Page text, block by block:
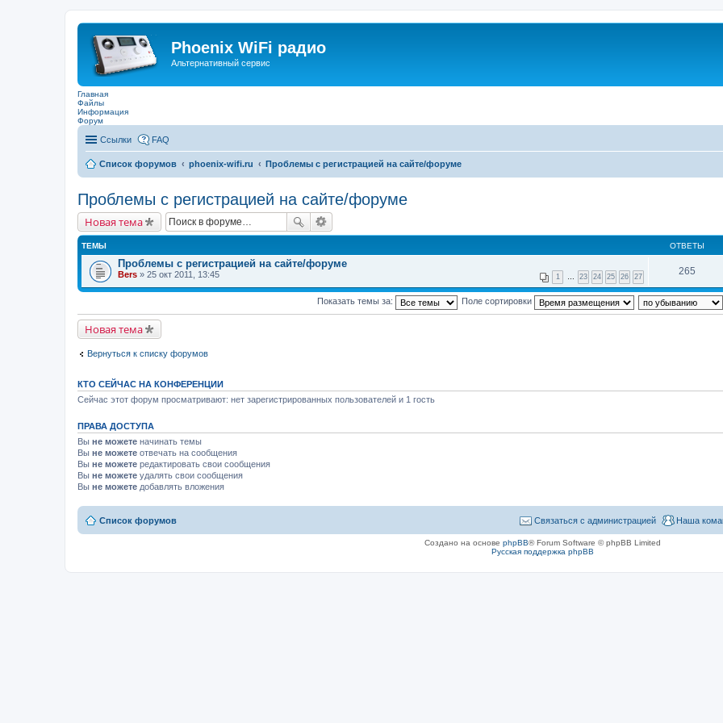
Phoenix WiFi радио
Альтернативный сервис
Главная
Файлы
Информация
Форум
Ссылки FAQ
Список форумов phoenix-wifi.ru Проблемы с регистрацией на сайте/форуме
Проблемы с регистрацией на сайте/форуме
Новая тема
ТЕМЫ ОТВЕТЫ
Проблемы с регистрацией на сайте/форуме
1 23 24 25 26 27
Bers » 25 окт 2011, 13:45 265
Показать темы за: Поле сортировки
Новая тема
Вернуться к списку форумов
КТО СЕЙЧАС НА КОНФЕРЕНЦИИ
Сейчас этот форум просматривают: нет зарегистрированных пользователей и 1 гость
ПРАВА ДОСТУПА
Вы не можете начинать темы
Вы не можете отвечать на сообщения
Вы не можете редактировать свои сообщения
Вы не можете удалять свои сообщения
Вы не можете добавлять вложения
Список форумов Наша
Связаться с администрацией
Создано на основе phpBB® Forum Software © phpBB Limited
Русская поддержка phpBB